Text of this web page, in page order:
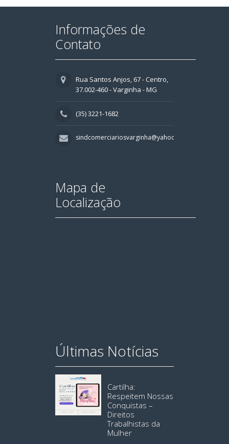
Informações de
Contato
Rua Santos Anjos, 67 - Centro,
37.002-460 - Varginha - MG
(35) 3221-1682
sindcomerciariosvarginha@yahoo.com.br
Mapa de
Localização
Últimas Notícias
Cartilha:
Respeitem Nossas
Conquistas –
Direitos
Trabalhistas da
Mulher